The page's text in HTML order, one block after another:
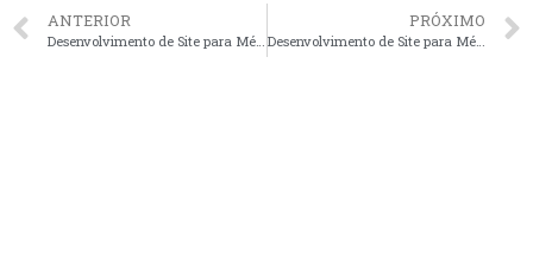
ANTERIOR
Desenvolvimento de Site para Médicos em Ribeirão Preto – SP faça seu orçamento
PRÓXIMO
Desenvolvimento de Site para Médicos em Niterói – RJ faça seu orçamento